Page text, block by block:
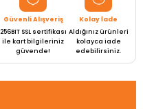
Güvenli Alışveriş
256BIT SSL sertifikası
ile kart bilgileriniz
güvende!
Kolay İade
Aldığınız ürünleri
kolayca iade
edebilirsiniz.